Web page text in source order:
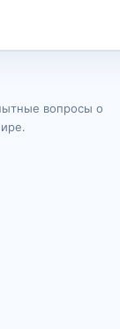
вопросы о